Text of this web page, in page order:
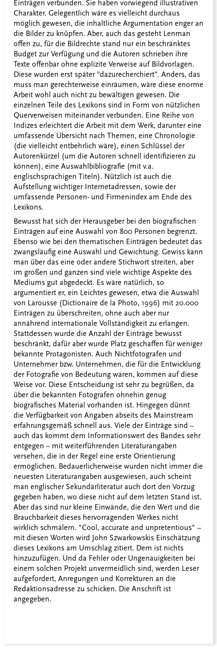
Einträgen verbunden. Sie haben vorwiegend illustrativen
Charakter. Gelegentlich wäre es vielleicht durchaus
möglich gewesen, die inhaltliche Argumentation enger an
die Bilder zu knüpfen. Aber, auch das gesteht Lenman
offen zu, für die Bildrechte stand nur ein beschränktes
Budget zur Verfügung und die Autoren schrieben ihre
Texte offenbar ohne explizite Verweise auf Bildvorlagen.
Diese wurden erst später "dazurecherchiert". Anders, das
muss man gerechterweise einräumen, wäre diese enorme
Arbeit wohl auch nicht zu bewältigen gewesen. Die
einzelnen Teile des Lexikons sind in Form von nützlichen
Querverweisen miteinander verbunden. Eine Reihe von
Indizes erleichtert die Arbeit mit dem Werk, darunter eine
umfassende Übersicht nach Themen, eine Chronologie
(die vielleicht entbehrlich wäre), einen Schlüssel der
Autorenkürzel (um die Autoren schnell identifizieren zu
können), eine Auswahlbibliografie (mit v.a.
englischsprachigen Titeln). Nützlich ist auch die
Aufstellung wichtiger Internetadressen, sowie der
umfassende Personen- und Firmenindex am Ende des
Lexikons.
Bewusst hat sich der Herausgeber bei den biografischen
Einträgen auf eine Auswahl von 800 Personen begrenzt.
Ebenso wie bei den thematischen Einträgen bedeutet das
zwangsläufig eine Auswahl und Gewichtung. Gewiss kann
man über das eine oder andere Stichwort streiten, aber
im großen und ganzen sind viele wichtige Aspekte des
Mediums gut abgedeckt. Es wäre natürlich, so
argumentiert er, ein Leichtes gewesen, etwa die Auswahl
von Larousse (Dictionaire de la Photo, 1996) mit 20.000
Einträgen zu überschreiten, ohne auch aber nur
annährend internationale Vollständigkeit zu erlangen.
Stattdessen wurde die Anzahl der Einträge bewusst
beschränkt, dafür aber wurde Platz geschaffen für weniger
bekannte Protagonisten. Auch Nichtfotografen und
Unternehmer bzw. Unternehmen, die für die Entwicklung
der Fotografie von Bedeutung waren, kommen auf diese
Weise vor. Diese Entscheidung ist sehr zu begrüßen, da
über die bekannten Fotografen ohnehin genug
biografisches Material vorhanden ist. Hingegen dünnt
die Verfügbarkeit von Angaben abseits des Mainstream
erfahrungsgemäß schnell aus. Viele der Einträge sind –
auch das kommt dem Informationswert des Bandes sehr
entgegen – mit weiterführenden Literaturangaben
versehen, die in der Regel eine erste Orientierung
ermöglichen. Bedauerlicherweise wurden nicht immer die
neuesten Literaturangaben ausgewiesen, auch scheint
man englischer Sekundärliteratur auch dort den Vorzug
gegeben haben, wo diese nicht auf dem letzten Stand ist.
Aber das sind nur kleine Einwände, die den Wert und die
Brauchbarkeit dieses hervorragenden Werkes nicht
wirklich schmälern. "Cool, accurate and unpretentious" –
mit diesen Worten wird John Szwarkowskis Einschätzung
dieses Lexikons am Umschlag zitiert. Dem ist nichts
hinzuzufügen. Und da Fehler oder Ungenauigkeiten bei
einem solchen Projekt unvermeidlich sind, werden Leser
aufgefordert, Anregungen und Korrekturen an die
Redaktionsadresse zu schicken. Die Anschrift ist
angegeben.